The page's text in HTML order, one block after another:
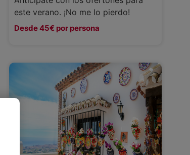
este verano. ¡No me lo pierdo!
Desde 45€ por persona